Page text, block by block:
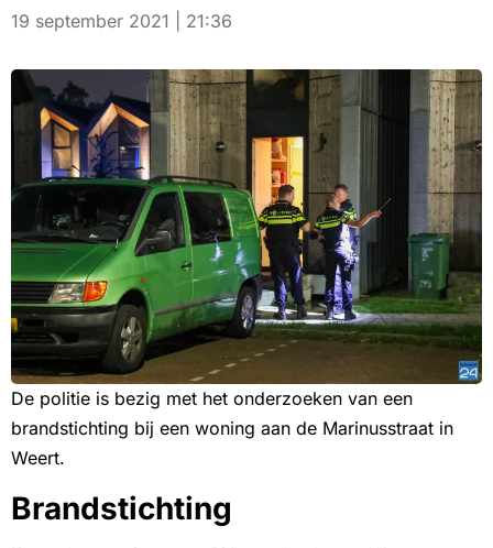
19 september 2021 | 21:36
De politie is bezig met het onderzoeken van een
brandstichting bij een woning aan de Marinusstraat in
Weert.
Brandstichting